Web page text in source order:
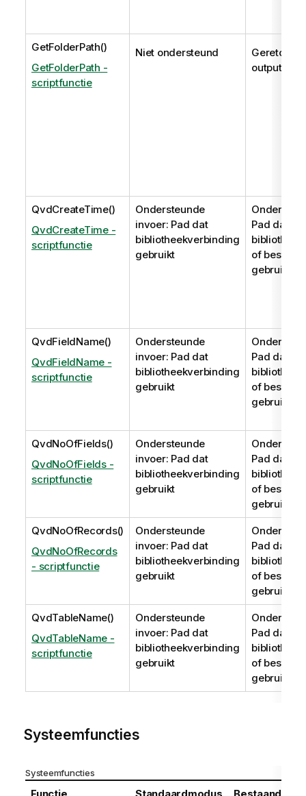
GetFolderPath()
GetFolderPath -
scriptfunctie
Niet ondersteund
output:
QvdCreateTime()
QvdCreateTime -
scriptfunctie
Ondersteunde
invoer: Pad dat
bibliotheekverbinding
gebruikt
Pad dat
of
gebruikt
QvdFieldName()
QvdFieldName -
scriptfunctie
Ondersteunde
invoer: Pad dat
bibliotheekverbinding
gebruikt
Pad dat
of
gebruikt
QvdNoOfFields()
QvdNoOfFields -
scriptfunctie
Ondersteunde
invoer: Pad dat
bibliotheekverbinding
gebruikt
Pad dat
of
gebruikt
QvdNoOfRecords()
QvdNoOfRecords
- scriptfunctie
Ondersteunde
invoer: Pad dat
bibliotheekverbinding
gebruikt
Pad dat
of
gebruikt
QvdTableName()
QvdTableName -
scriptfunctie
Ondersteunde
invoer: Pad dat
bibliotheekverbinding
gebruikt
Pad dat
of
gebruikt
Systeemfuncties
Systeemfuncties